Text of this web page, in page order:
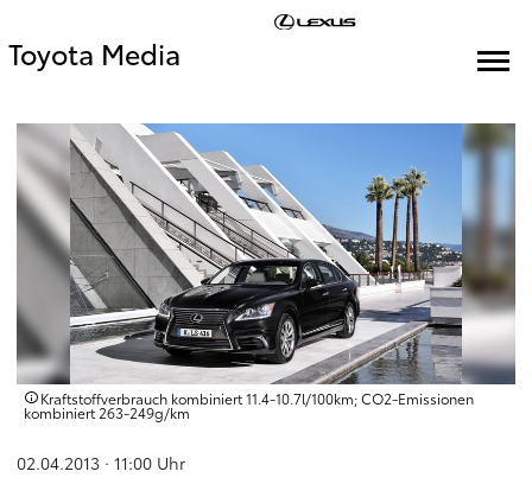
Toyota Media
Kraftstoffverbrauch kombiniert 11.4‑10.7l/100km; CO2‑Emissionen
kombiniert 263‑249g/km
02.04.2013 · 11:00 Uhr